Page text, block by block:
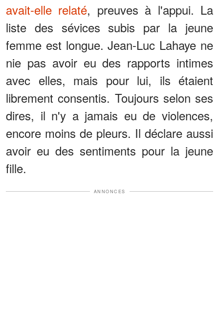
avait-elle relaté, preuves à l'appui. La
liste des sévices subis par la jeune
femme est longue. Jean-Luc Lahaye ne
nie pas avoir eu des rapports intimes
avec elles, mais pour lui, ils étaient
librement consentis. Toujours selon ses
dires, il n'y a jamais eu de violences,
encore moins de pleurs. Il déclare aussi
avoir eu des sentiments pour la jeune
fille.
ANNONCES